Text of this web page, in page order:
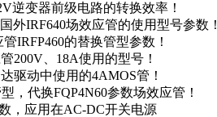
逆变器前级电路的转换效率！
外IRF640场效应管的使用型号参数！
IRFP460的替换管型参数！
200V、18A使用的型号！
驱动中使用的4AMOS管！
，代换FQP4N60参数场效应管！
，应用在AC-DC开关电源